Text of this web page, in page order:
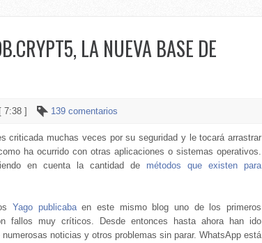
LA NUEVA BASE DE
7:38 ] 139 comentarios
criticada muchas veces por su seguridad y le tocará arrastrar
ha ocurrido con otras aplicaciones o sistemas operativos.
en cuenta la cantidad de métodos que existen para
Yago publicabaen este mismo blog uno de los primeros
fallos muy críticos. Desde entonces hasta ahora han ido
numerosas noticias y otros problemas sin parar. WhatsApp está